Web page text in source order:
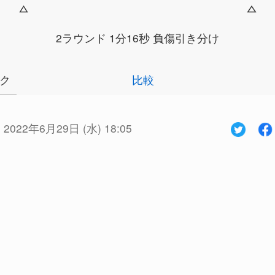
2ラウンド 1分16秒 負傷引き分け
比較
2022年6月29日 (水) 18:05